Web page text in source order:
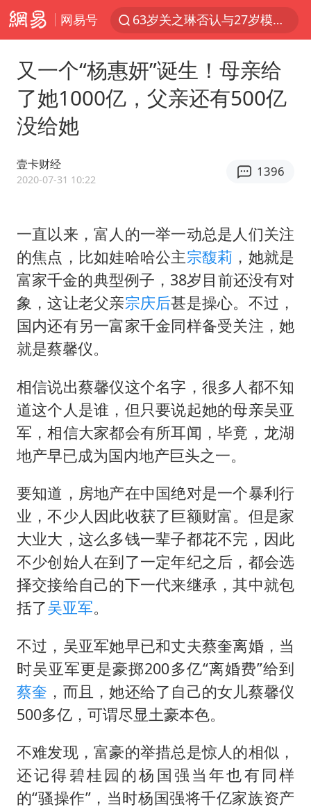
网易号
63岁关之琳否认与27岁模特恋情
我国编制完成新版全月地质图
郑国霖回应去景区上班被保安拦下
感觉全东北都在等7号
扎哈罗娃批广岛市长不提美国原子弹
泰国一女公务员妆容引争议 本人回应
多地要求领导干部带头休假
女子利用漏洞0元薅走3000多件家电
奋进开新局 实干挑大梁
又一个“杨惠妍”诞生！母亲给
了她1000亿，父亲还有500亿
没给她
壹卡财经
2020-07-31 10:22
1396
一直以来，富人的一举一动总是人们关注
的焦点，比如娃哈哈公主宗馥莉 ，她就是
富家千金的典型例子，38岁目前还没有对
象，这让老父亲宗庆后甚是操心。不过，
国内还有另一富家千金同样备受关注，她
就是蔡馨仪。
相信说出蔡馨仪这个名字，很多人都不知
道这个人是谁，但只要说起她的母亲吴亚
军，相信大家都会有所耳闻，毕竟，龙湖
地产早已成为国内地产巨头之一。
要知道，房地产在中国绝对是一个暴利行
业，不少人因此收获了巨额财富。但是家
大业大，这么多钱一辈子都花不完，因此
不少创始人在到了一定年纪之后，都会选
择交接给自己的下一代来继承，其中就包
括了吴亚军。
不过，吴亚军她早已和丈夫蔡奎离婚，当
时吴亚军更是豪掷200多亿“离婚费”给到
蔡奎 ，而且，她还给了自己的女儿蔡馨仪
500多亿，可谓尽显土豪本色。
不难发现，富豪的举措总是惊人的相似，
还记得碧桂园的杨国强当年也有同样
的“骚操作”，当时杨国强将千亿家族资产